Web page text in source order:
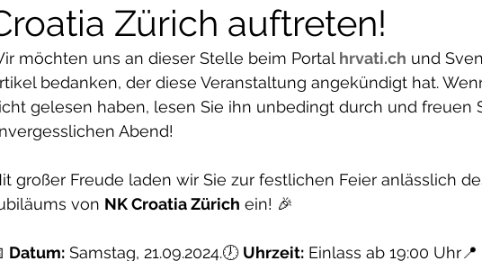
Zürich auftreten!
möchten uns an dieser Stelle beim Portal hrvati.ch und
bedanken, der diese Veranstaltung angekündigt hat.
gelesen haben, lesen Sie ihn unbedingt durch und freuen
Abend!
großer Freude laden wir Sie zur festlichen Feier anlässlich
von NK Croatia Zürich ein! 🎉
Datum: Samstag, 21.09.2024.🕖 Uhrzeit: Einlass ab 19:00 Uhr📍